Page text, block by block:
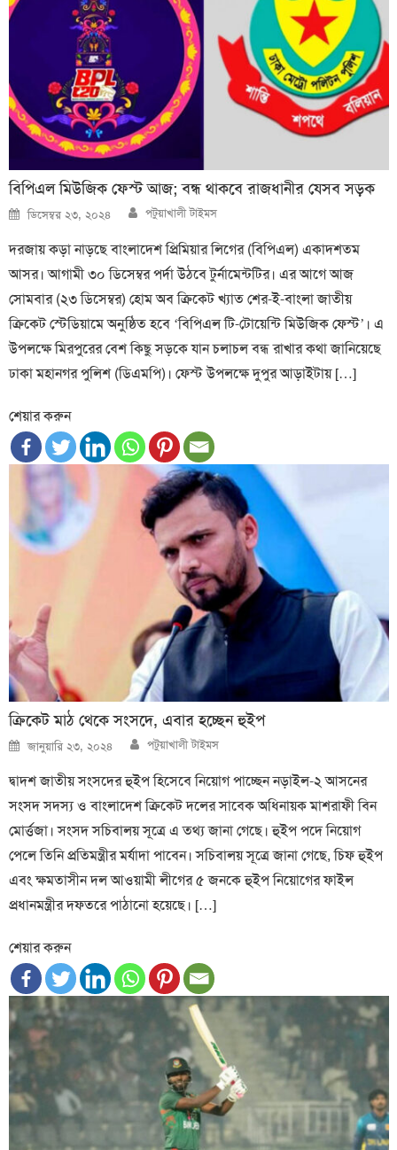
বিপিএল মিউজিক ফেস্ট আজ; বন্ধ থাকবে রাজধানীর যেসব সড়ক
Posted
on
ডিসেম্বর ২৩, ২০২৪ Author
পটুয়াখালী টাইমস
দরজায় কড়া নাড়ছে বাংলাদেশ প্রিমিয়ার লিগের (বিপিএল) একাদশতম
আসর। আগামী ৩০ ডিসেম্বর পর্দা উঠবে টুর্নামেন্টটির। এর আগে আজ
সোমবার (২৩ ডিসেম্বর) হোম অব ক্রিকেট খ্যাত শের-ই-বাংলা জাতীয়
ক্রিকেট স্টেডিয়ামে অনুষ্ঠিত হবে ‘বিপিএল টি-টোয়েন্টি মিউজিক ফেস্ট’। এ
উপলক্ষে মিরপুরের বেশ কিছু সড়কে যান চলাচল বন্ধ রাখার কথা জানিয়েছে
ঢাকা মহানগর পুলিশ (ডিএমপি)। ফেস্ট উপলক্ষে দুপুর আড়াইটায় […]
শেয়ার করুন
ক্রিকেট মাঠ থেকে সংসদে, এবার হচ্ছেন হুইপ
Posted
on
জানুয়ারি ২৩, ২০২৪ Author
পটুয়াখালী টাইমস
দ্বাদশ জাতীয় সংসদের হুইপ হিসেবে নিয়োগ পাচ্ছেন নড়াইল-২ আসনের
সংসদ সদস্য ও বাংলাদেশ ক্রিকেট দলের সাবেক অধিনায়ক মাশরাফী বিন
মোর্ত্তজা। সংসদ সচিবালয় সূত্রে এ তথ্য জানা গেছে। হুইপ পদে নিয়োগ
পেলে তিনি প্রতিমন্ত্রীর মর্যাদা পাবেন। সচিবালয় সূত্রে জানা গেছে, চিফ হুইপ
এবং ক্ষমতাসীন দল আওয়ামী লীগের ৫ জনকে হুইপ নিয়োগের ফাইল
প্রধানমন্ত্রীর দফতরে পাঠানো হয়েছে। […]
শেয়ার করুন